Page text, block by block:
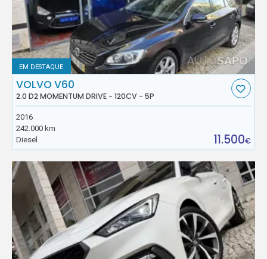
EM DESTAQUE
VOLVO V60
2.0 D2 MOMENTUM DRIVE - 120CV - 5P
2016
242.000 km
Diesel
11.500€